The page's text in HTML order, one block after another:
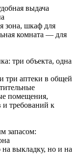
выдача
зона, шкаф для
комната — для
три объекта, одна
три аптеки в общей
помещения,
и требований к
запасом:
выкладку, но и на